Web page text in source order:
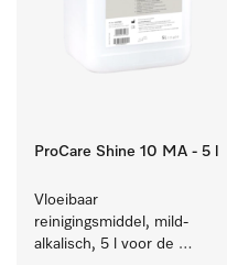
ProCare Shine 10 MA - 5 l
Vloeibaar
reinigingsmiddel, mild-
alkalisch, 5 l voor de